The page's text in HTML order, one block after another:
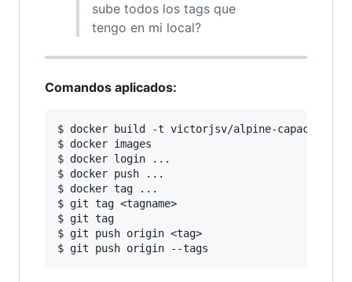
sube todos los tags que
tengo en mi local?
Comandos aplicados:
$ docker build -t victorjsv/alpine-
$ docker images
$ docker login ...
$ docker push ...
$ docker tag ...
$ git tag <tagname>
$ git tag
$ git push origin <tag>